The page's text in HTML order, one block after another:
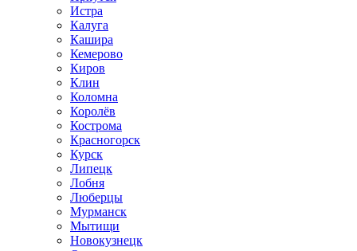
Истра
Калуга
Кашира
Кемерово
Киров
Клин
Коломна
Королёв
Кострома
Красногорск
Курск
Липецк
Лобня
Люберцы
Мурманск
Мытищи
Новокузнецк